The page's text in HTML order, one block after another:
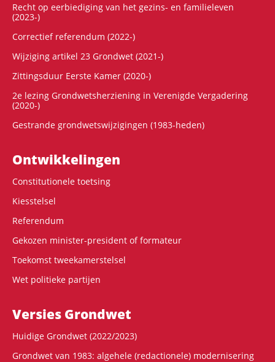
Recht op eerbiediging van het gezins- en familieleven
(2023-)
Correctief referendum (2022-)
Wijziging artikel 23 Grondwet (2021-)
Zittingsduur Eerste Kamer (2020-)
2e lezing Grondwetsherziening in Verenigde Vergadering
(2020-)
Gestrande grondwetswijzigingen (1983-heden)
Ontwikke­lingen
Constitutionele toetsing
Kiesstelsel
Referendum
Gekozen minister-president of formateur
Toekomst tweekamerstelsel
Wet politieke partijen
Versies Grondwet
Huidige Grondwet (2022/2023)
Grondwet van 1983: algehele (redactionele) modernisering